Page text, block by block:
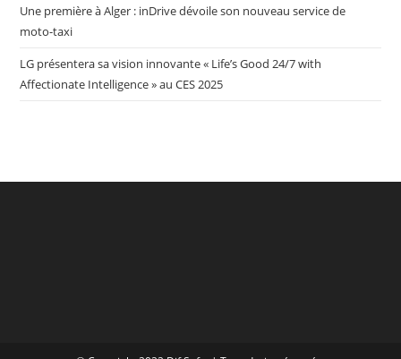
Une première à Alger : inDrive dévoile son nouveau service de
moto-taxi
LG présentera sa vision innovante « Life’s Good 24/7 with
Affectionate Intelligence » au CES 2025